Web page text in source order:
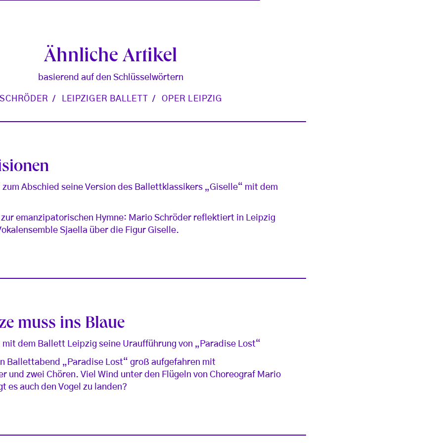
Ähnliche Artikel
basierend auf den Schlüsselwörtern
LEIPZIGER BALLETT OPER LEIPZIG
Abschied seine Version des Ballettklassikers „Giselle“ mit dem
emanzipatorischen Hymne: Mario Schröder reflektiert in Leipzig
Sjaella über die Figur Giselle.
muss ins Blaue
dem Ballett Leipzig seine Uraufführung von „Paradise Lost“
Ballettabend „Paradise Lost“ groß aufgefahren mit
und zwei Chören. Viel Wind unter den Flügeln von Choreograf Mario
es auch den Vogel zu landen?